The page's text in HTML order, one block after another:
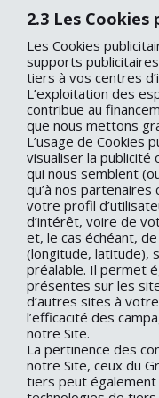
2.3 Les
Les Cookies
supports
tiers à vos centres
L’exploitation des
contribue au
que nous mettons
L’usage de Cookies
visualiser la publicité
qui nous semblent
qu’à nos
votre profil
d’intérêt, voire de
et, le cas échéant,
(longitude, latitude),
préalable. Il permet
présentes sur les
d’autres sites à
l’efficacité des
notre Site.
La pertinence des
notre Site, ceux du
tiers peut